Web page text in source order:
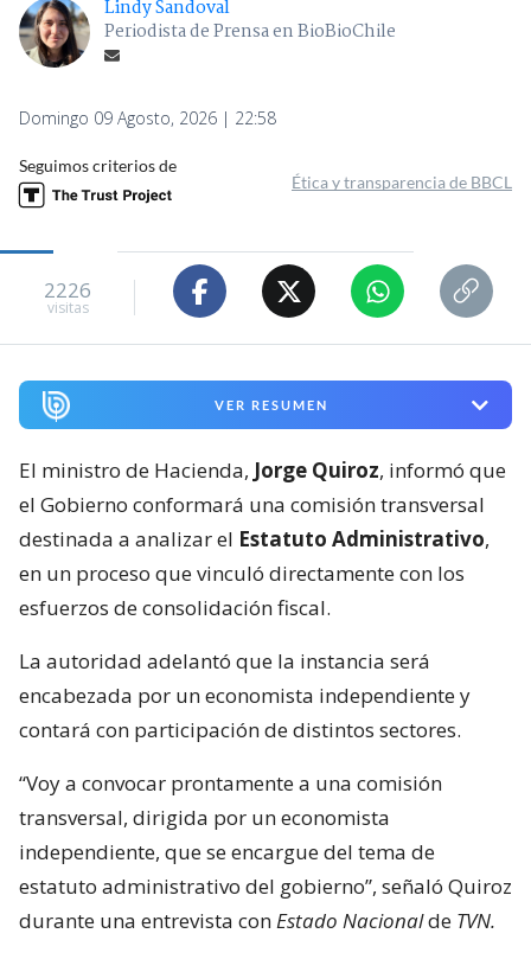
Lindy Sandoval
Periodista de Prensa en BioBioChile
Domingo 09 Agosto, 2026 | 22:58
Seguimos criterios de
Ética y transparencia de BBCL
2226
visitas
VER RESUMEN
El ministro de Hacienda, Jorge Quiroz, informó que
el Gobierno conformará una comisión transversal
destinada a analizar el Estatuto Administrativo,
en un proceso que vinculó directamente con los
esfuerzos de consolidación fiscal.
La autoridad adelantó que la instancia será
encabezada por un economista independiente y
contará con participación de distintos sectores.
“Voy a convocar prontamente a una comisión
transversal, dirigida por un economista
independiente, que se encargue del tema de
estatuto administrativo del gobierno”, señaló Quiroz
durante una entrevista conEstado Nacionalde TVN.